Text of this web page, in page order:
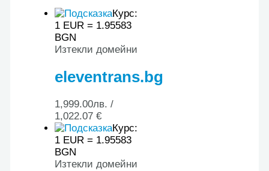
Курс:
1 EUR = 1.95583
BGN
Изтекли домейни
eleventrans.bg
1,999.00лв. /
1,022.07 €
Курс:
1 EUR = 1.95583
BGN
Изтекли домейни